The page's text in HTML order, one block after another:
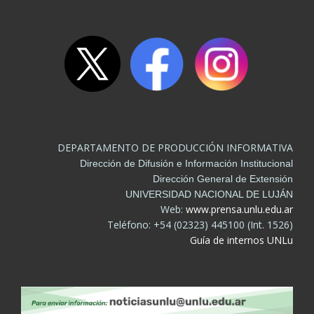
DEPARTAMENTO DE PRODUCCIÓN INFORMATIVA
Dirección de Difusión e Información Institucional
Dirección General de Extensión
UNIVERSIDAD NACIONAL DE LUJÁN
Web: www.prensa.unlu.edu.ar
Teléfono: +54 (02323) 445100 (Int. 1526)
Guía de internos UNLu